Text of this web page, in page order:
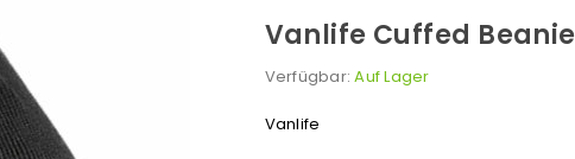
Vanlife Cuffed Beanie
Verfügbar:Auf Lager
Vanlife